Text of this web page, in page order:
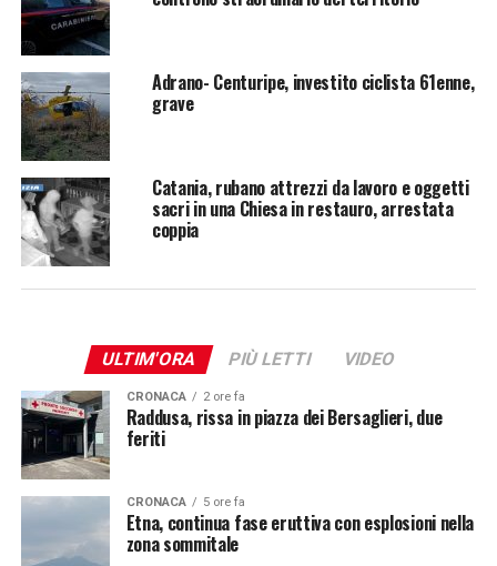
Adrano- Centuripe, investito ciclista 61enne,
grave
Catania, rubano attrezzi da lavoro e oggetti
sacri in una Chiesa in restauro, arrestata
coppia
ULTIM'ORA PIÙ LETTI VIDEO
CRONACA 2 ore fa
Raddusa, rissa in piazza dei Bersaglieri, due
feriti
CRONACA 5 ore fa
Etna, continua fase eruttiva con esplosioni nella
zona sommitale